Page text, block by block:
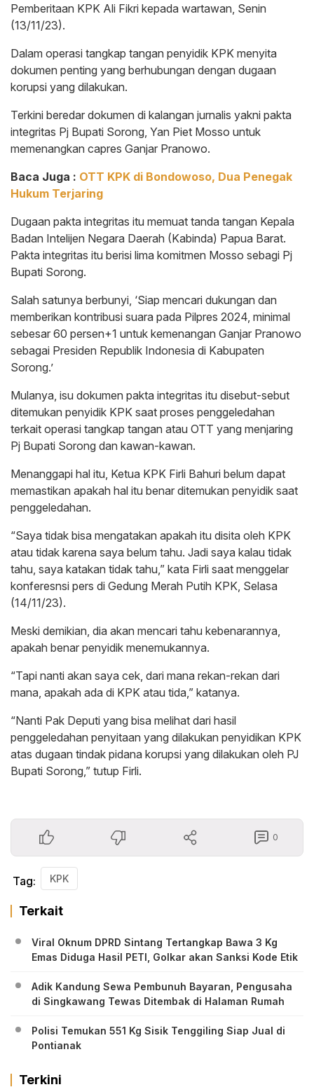
Pemberitaan KPK Ali Fikri kepada wartawan, Senin
(13/11/23).
Dalam operasi tangkap tangan penyidik KPK menyita
dokumen penting yang berhubungan dengan dugaan
korupsi yang dilakukan.
Terkini beredar dokumen di kalangan jurnalis yakni pakta
integritas Pj Bupati Sorong, Yan Piet Mosso untuk
memenangkan capres Ganjar Pranowo.
Baca Juga : OTT KPK di Bondowoso, Dua Penegak
Hukum Terjaring
Dugaan pakta integritas itu memuat tanda tangan Kepala
Badan Intelijen Negara Daerah (Kabinda) Papua Barat.
Pakta integritas itu berisi lima komitmen Mosso sebagi Pj
Bupati Sorong.
Salah satunya berbunyi, ‘Siap mencari dukungan dan
memberikan kontribusi suara pada Pilpres 2024, minimal
sebesar 60 persen+1 untuk kemenangan Ganjar Pranowo
sebagai Presiden Republik Indonesia di Kabupaten
Sorong.’
Mulanya, isu dokumen pakta integritas itu disebut-sebut
ditemukan penyidik KPK saat proses penggeledahan
terkait operasi tangkap tangan atau OTT yang menjaring
Pj Bupati Sorong dan kawan-kawan.
Menanggapi hal itu, Ketua KPK Firli Bahuri belum dapat
memastikan apakah hal itu benar ditemukan penyidik saat
penggeledahan.
“Saya tidak bisa mengatakan apakah itu disita oleh KPK
atau tidak karena saya belum tahu. Jadi saya kalau tidak
tahu, saya katakan tidak tahu,” kata Firli saat menggelar
konferesnsi pers di Gedung Merah Putih KPK, Selasa
(14/11/23).
Meski demikian, dia akan mencari tahu kebenarannya,
apakah benar penyidik menemukannya.
“Tapi nanti akan saya cek, dari mana rekan-rekan dari
mana, apakah ada di KPK atau tida,” katanya.
“Nanti Pak Deputi yang bisa melihat dari hasil
penggeledahan penyitaan yang dilakukan penyidikan KPK
atas dugaan tindak pidana korupsi yang dilakukan oleh PJ
Bupati Sorong,” tutup Firli.
0
Tag: KPK
Terkait
Viral Oknum DPRD Sintang Tertangkap Bawa 3 Kg
Emas Diduga Hasil PETI, Golkar akan Sanksi Kode Etik
Adik Kandung Sewa Pembunuh Bayaran, Pengusaha
di Singkawang Tewas Ditembak di Halaman Rumah
Polisi Temukan 551 Kg Sisik Tenggiling Siap Jual di
Pontianak
Terkini